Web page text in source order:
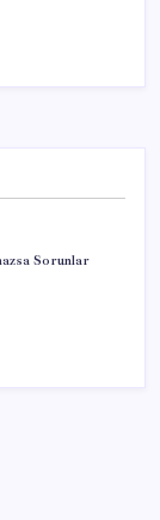
Sorunlar